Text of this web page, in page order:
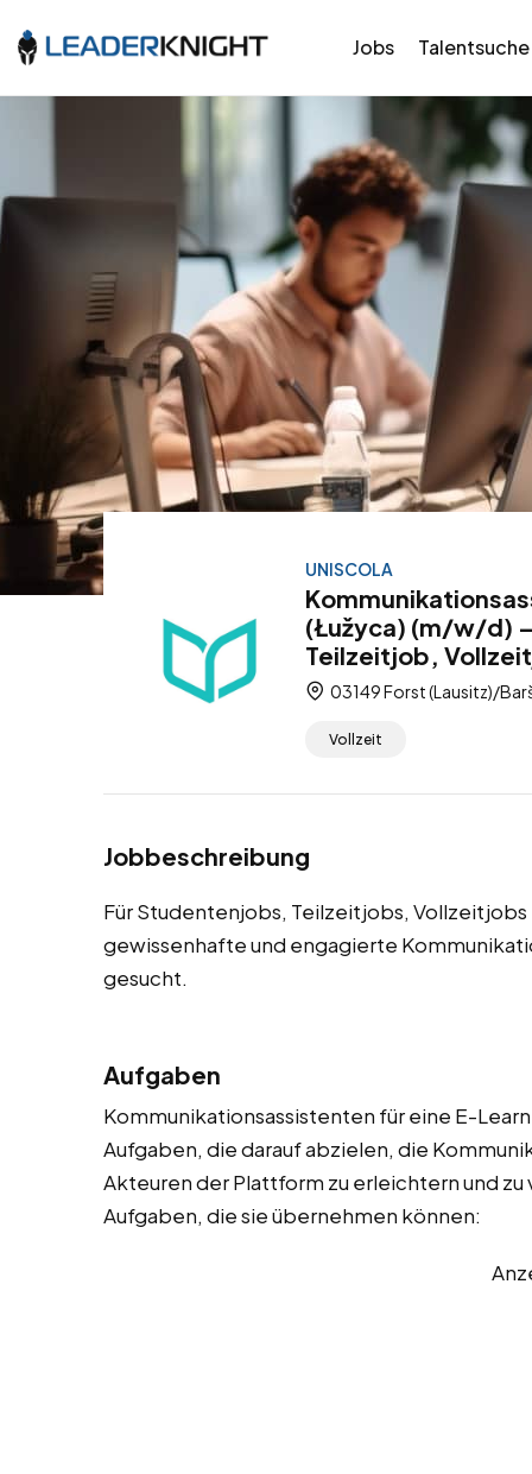
Jobs Talentsuche
UNISCOLA
(Łužyca) (m/w/d)
Teilzeitjob,
03149 Forst (Lausitz)/
Vollzeit
Jobbeschreibung
Für Studentenjobs, Teilzeitjobs, Vollzeitjobs
gewissenhafte und engagierte
gesucht.
Aufgaben
Kommunikationsassistenten für eine E-
Aufgaben, die darauf abzielen, die
Akteuren der Plattform zu erleichtern und
Aufgaben, die sie übernehmen können: